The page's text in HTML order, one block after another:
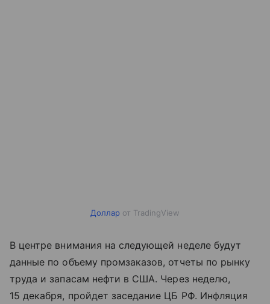
Доллар от TradingView
В центре внимания на следующей неделе будут
данные по объему промзаказов, отчеты по рынку
труда и запасам нефти в США. Через неделю,
15 декабря, пройдет заседание ЦБ РФ. Инфляция